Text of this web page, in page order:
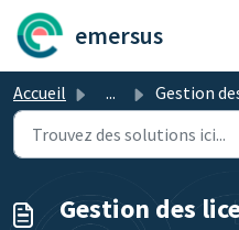
Passer au contenu principal
emersus
Accueil ... Gestion des
Gestion des